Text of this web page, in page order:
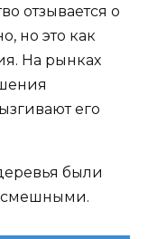
отзывается о
но это как
На рынках
его
были
смешными.